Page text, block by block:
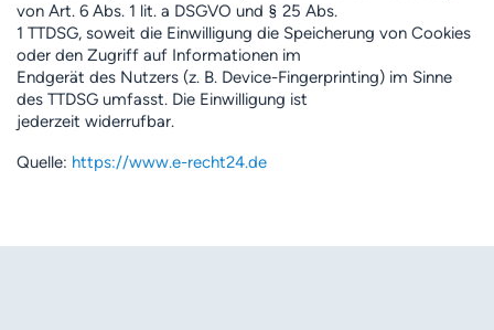
von Art. 6 Abs. 1 lit. a DSGVO und § 25 Abs.
1 TTDSG, soweit die Einwilligung die Speicherung von Cookies
oder den Zugriff auf Informationen im
Endgerät des Nutzers (z. B. Device-Fingerprinting) im Sinne
des TTDSG umfasst. Die Einwilligung ist
jederzeit widerrufbar.
Quelle: https://www.e-recht24.de